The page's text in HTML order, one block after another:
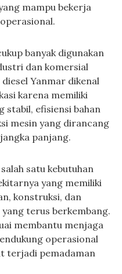
mampu bekerja
banyak digunakan
dan komersial
Yanmar dikenal
karena memiliki
stabil, efisiensi bahan
mesin yang dirancang
panjang.
satu kebutuhan
yang memiliki
konstruksi, dan
terus berkembang.
membantu menjaga
operasional
terjadi pemadaman